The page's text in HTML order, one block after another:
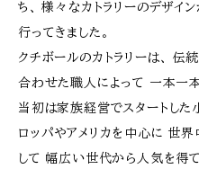
ち、 様々なカトラリーのデザイ
行ってきました。
クチボールのカトラリーは、
合わせた職人によって 一本一
当初は家族経営でスタートした
ロッパやアメリカを中心に 世界
して 幅広い世代から人気を得て